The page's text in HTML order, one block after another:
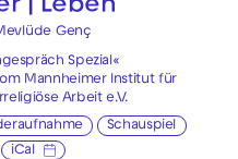
| Leben
Genç
Spezial«
Mannheimer Institut für
Arbeit e.V.
Schauspiel
iCal